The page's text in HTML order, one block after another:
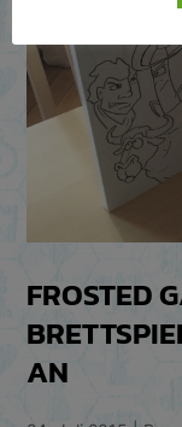
FROSTED
AN